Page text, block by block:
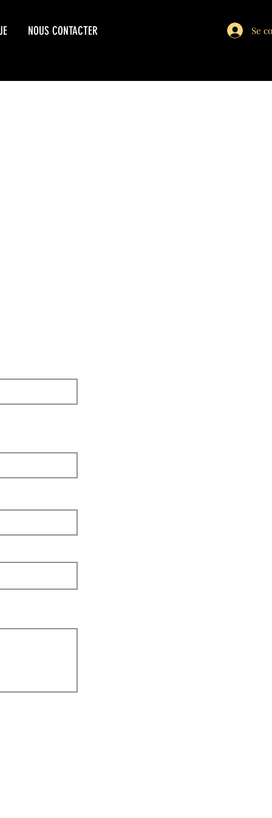
NOUS CONTACTER Se